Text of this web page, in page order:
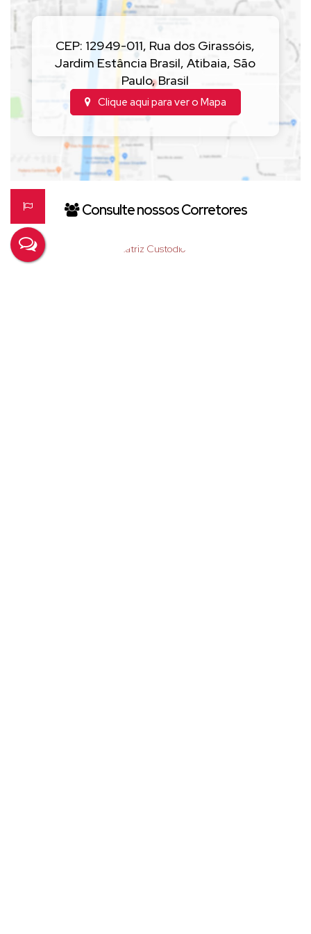
CEP: 12949-011, Rua dos Girassóis,
Jardim Estância Brasil,Atibaia,São
Paulo,Brasil
Clique aqui para ver o Mapa
Consulte nossos Corretores